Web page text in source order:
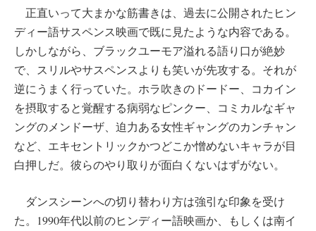
正直いって大まかな筋書きは、過去に公開されたヒン
ディー語サスペンス映画で既に見たような内容である。
しかしながら、ブラックユーモア溢れる語り口が絶妙
で、スリルやサスペンスよりも笑いが先攻する。それが
逆にうまく行っていた。ホラ吹きのドードー、コカイン
を摂取すると覚醒する病弱なピンクー、コミカルなギャ
ングのメンドーザ、迫力ある女性ギャングのカンチャン
など、エキセントリックかつどこか憎めないキャラが目
白押しだ。彼らのやり取りが面白くないはずがない。
ダンスシーンへの切り替わり方は強引な印象を受け
た。1990年代以前のヒンディー語映画か、もしくは南イ